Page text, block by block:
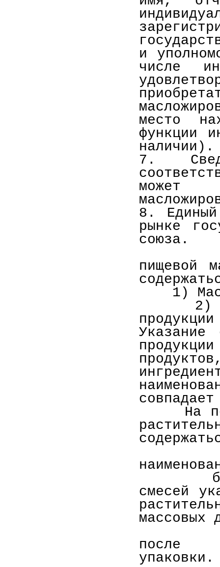
и
числе
место
функции
наличии).
7.
может
8. Единый
рынке
союза.
пищевой
1)
2)
продукции
Указание
На
б) для
смесей
массовых
после
упаковки.